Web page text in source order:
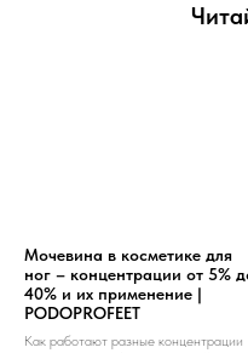
Мочевина в косметике для
ног – концентрации от 5%
40% и их применение |
PODOPROFEET
Как работают разные концентрации